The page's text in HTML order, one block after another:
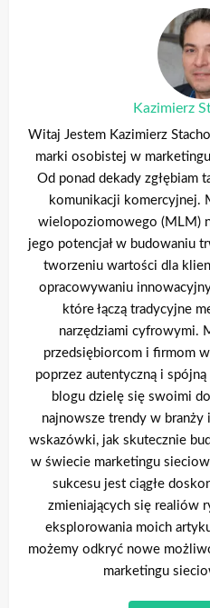
Kazimierz
Witaj Jestem Kazimierz
marki osobistej w
Od ponad dekady zgłębiam
komunikacji komercyjnej.
wielopoziomowego (MLM)
jego potencjał w budowaniu
tworzeniu wartości dla
opracowywaniu
które łączą tradycyjne
narzędziami cyfrowymi.
przedsiębiorcom i firmom
poprzez autentyczną i
blogu dzielę się swoimi
najnowsze trendy w branży
wskazówki, jak skutecznie
w świecie marketingu
sukcesu jest ciągłe
zmieniających się realiów
eksplorowania moich
możemy odkryć nowe
marketingu